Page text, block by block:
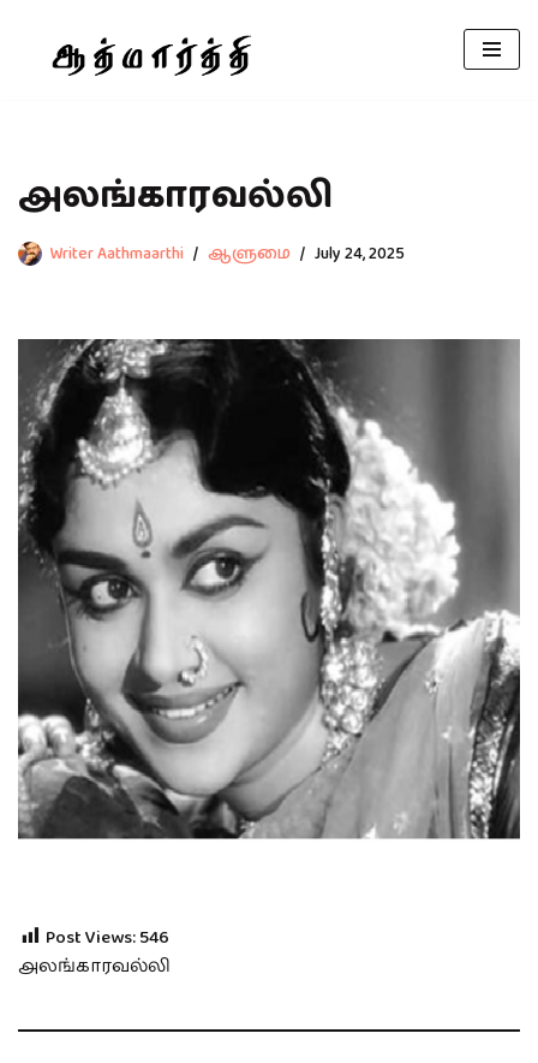
அலங்காரவல்லி
Writer Aathmaarthi ஆளுமை July 24, 2025
Post Views:546
அலங்காரவல்லி